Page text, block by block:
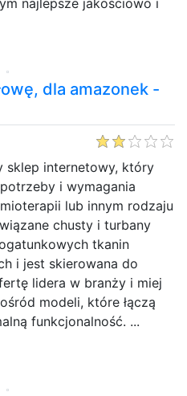
dla amazonek -
sklep internetowy, który
i wymagania
lub innym rodzaju
chusty i turbany
tkanin
i jest skierowana do
lidera w branży i miej
modeli, które łączą
funkcjonalność. ...